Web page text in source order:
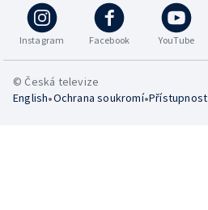
Instagram Facebook YouTube
© Česká televize
English•Ochrana soukromí•Přístupnost